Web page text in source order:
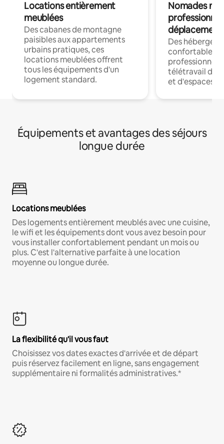
Locations entièrement
meublées
Des cabanes de montagne
paisibles aux appartements
urbains pratiques, ces
locations meublées offrent
tous les équipements d'un
logement standard.
Nomades
déplacement
Des
confortables
professionnels
télétravail
et d'espaces
Équipements et avantages des séjours
longue durée
Locations meublées
Des logements entièrement meublés avec une cuisine,
le wifi et les équipements dont vous avez besoin pour
vous installer confortablement pendant un mois ou
plus. C'est l'alternative parfaite à une location
moyenne ou longue durée.
La flexibilité qu'il vous faut
Choisissez vos dates exactes d'arrivée et de départ
puis réservez facilement en ligne, sans engagement
supplémentaire ni formalités administratives.*